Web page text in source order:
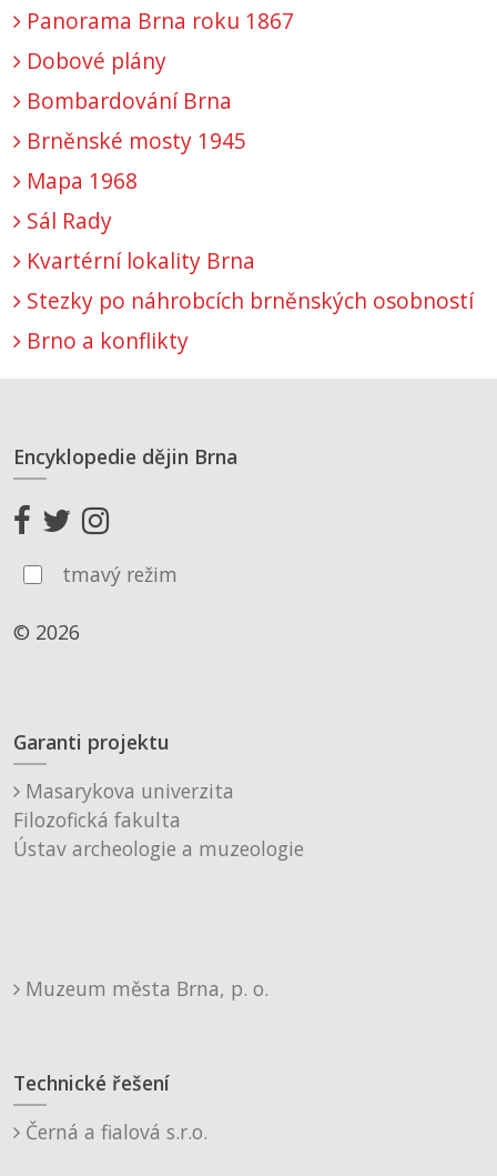
Panorama Brna roku 1867
Dobové plány
Bombardování Brna
Brněnské mosty 1945
Mapa 1968
Sál Rady
Kvartérní lokality Brna
Stezky po náhrobcích brněnských osobností
Brno a konflikty
Encyklopedie dějin Brna
tmavý režim
© 2026
Garanti projektu
Masarykova univerzita
Filozofická fakulta
Ústav archeologie a muzeologie
Muzeum města Brna, p. o.
Technické řešení
Černá a fialová s.r.o.